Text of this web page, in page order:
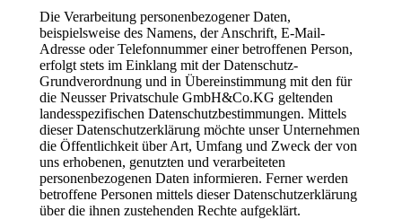
Die Verarbeitung personenbezogener Daten,
beispielsweise des Namens, der Anschrift, E-Mail-
Adresse oder Telefonnummer einer betroffenen Person,
erfolgt stets im Einklang mit der Datenschutz-
Grundverordnung und in Übereinstimmung mit den für
die Neusser Privatschule GmbH&Co.KG geltenden
landesspezifischen Datenschutzbestimmungen. Mittels
dieser Datenschutzerklärung möchte unser Unternehmen
die Öffentlichkeit über Art, Umfang und Zweck der von
uns erhobenen, genutzten und verarbeiteten
personenbezogenen Daten informieren. Ferner werden
betroffene Personen mittels dieser Datenschutzerklärung
über die ihnen zustehenden Rechte aufgeklärt.